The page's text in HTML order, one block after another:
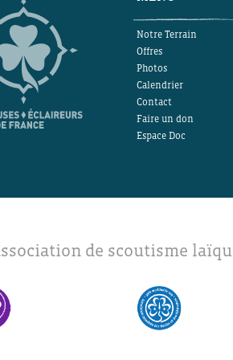
Notre Terrain
Offres
Photos
Calendrier
Contact
Faire un don
Espace Doc
de scoutisme